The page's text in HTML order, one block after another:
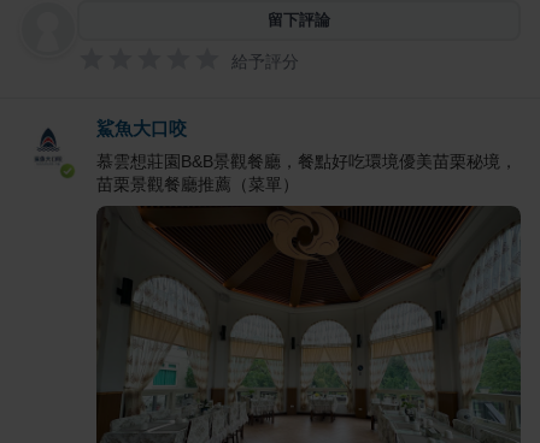
留下評論
給予評分
鯊魚大口咬
慕雲想莊園B&B景觀餐廳，餐點好吃環境優美苗栗秘境，
苗栗景觀餐廳推薦（菜單）